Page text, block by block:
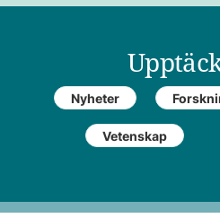
Nyheter
Vetenskap